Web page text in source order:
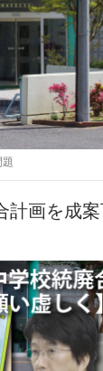
計画を成